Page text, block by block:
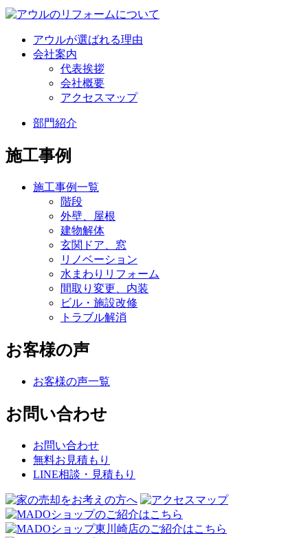
アウルが選ばれる理由
会社案内
代表挨拶
会社概要
アクセスマップ
部門紹介
施工事例
施工事例一覧
階段
外壁、屋根
建物解体
玄関ドア、窓
リノベーション
水まわりリフォーム
間取り変更、内装
ビル・施設改修
トラブル解消
お客様の声
お客様の声一覧
お問い合わせ
お問い合わせ
無料お見積もり
LINE相談・見積もり